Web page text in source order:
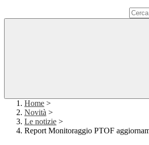
Home >
Novità >
Le notizie >
Report Monitoraggio PTOF